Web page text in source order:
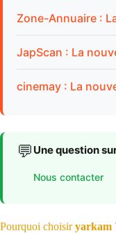
Zone-Annuaire :
JapScan : La
cinemay : La
💬 Une question
Nous contacter
Pourquoi choisiryarkam